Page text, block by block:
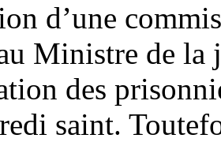
d’une
Ministre de la
des
saint.